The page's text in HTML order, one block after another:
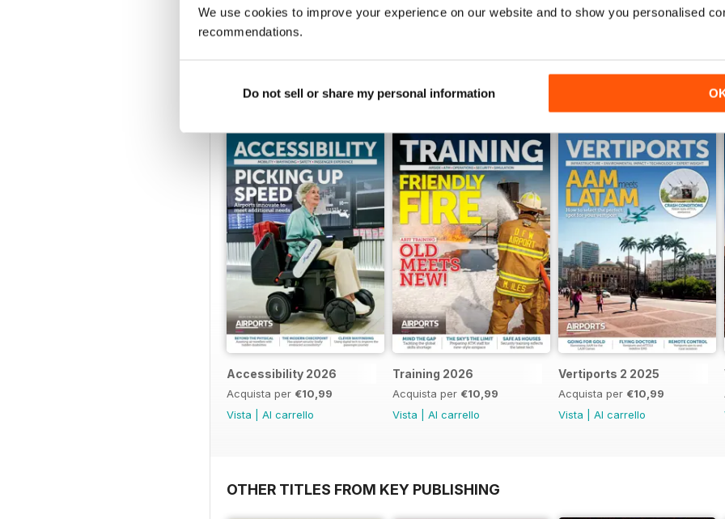
We use cookies to improve your experience on our website and to show you personalised
recommendations.
Do not sell or share my personal information
SPECIAL EDITIONS
Accessibility 2026
Acquista per €10,99
Vista
Al carrello
Training 2026
Acquista per €10,99
Vista
Al carrello
Vertiports 2 2025
Acquista per €10,99
Vista
Al carrello
OTHER TITLES FROM KEY PUBLISHING